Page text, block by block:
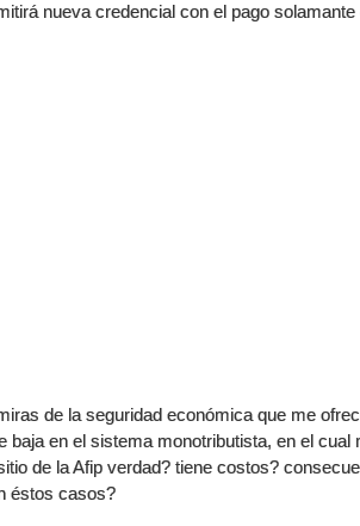
nueva credencial con el pago
de la seguridad económica que me
baja en el sistema monotributista, en el cual
de la Afip verdad? tiene costos?
éstos casos?